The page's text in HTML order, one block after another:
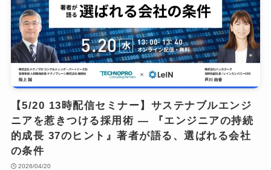
【5/20 13時配信セミナー】サステナブルエンジ
ニアを惹きつける採用術 ― 『エンジニアの持続
的成長 37のヒント』著者が語る、選ばれる会社
の条件
2026/04/20